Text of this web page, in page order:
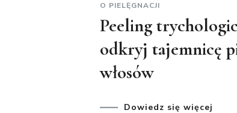
O PIELĘGNACJI
Peeling
odkryj tajemnicę
włosów
Dowiedz się więcej